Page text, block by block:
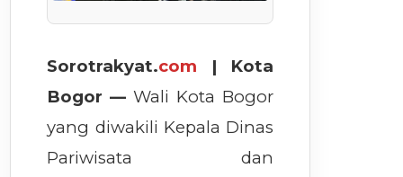
Sorotrakyat.com | Kota
Bogor —Wali Kota Bogor
yang diwakili Kepala Dinas
Pariwisata dan